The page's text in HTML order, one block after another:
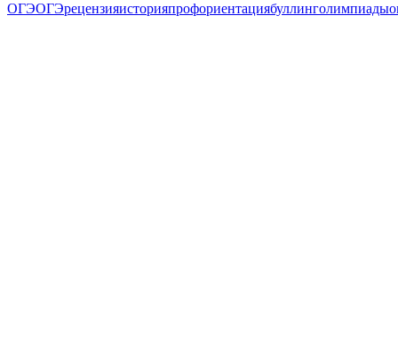
ОГЭОГЭрецензияисторияпрофориентациябуллинголимпиады